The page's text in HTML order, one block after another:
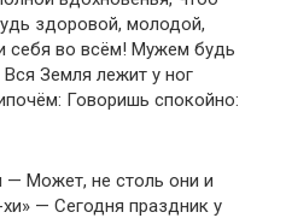
здоровой, молодой,
себя во всём! Мужем будь
Земля лежит у ног
Говоришь спокойно:
— Может, не столь они и
— Сегодня праздник у